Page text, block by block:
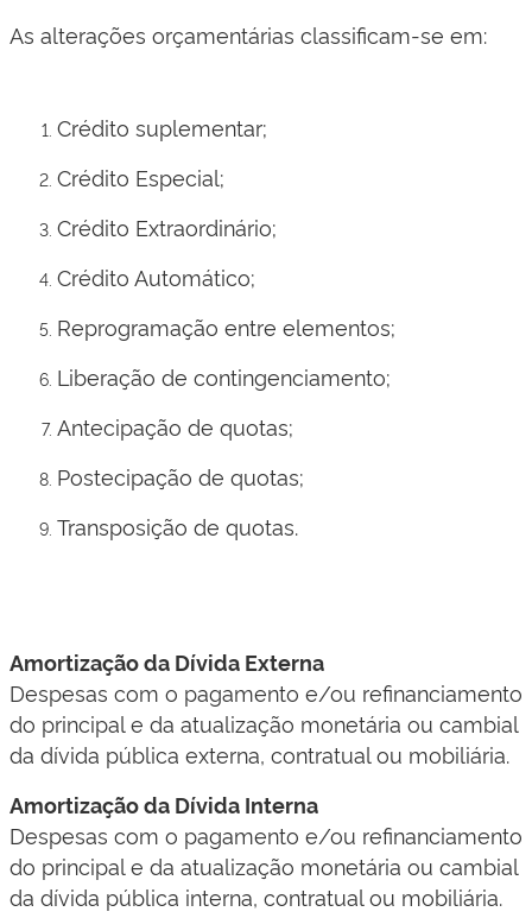
As alterações orçamentárias classificam-se em:
Crédito suplementar;
Crédito Especial;
Crédito Extraordinário;
Crédito Automático;
Reprogramação entre elementos;
Liberação de contingenciamento;
Antecipação de quotas;
Postecipação de quotas;
Transposição de quotas. ​
Amortização da Dívida Externa
​Despesas com o pagamento e/ou refinanciamento
do principal e da atualização monetária ou cambial
da dívida pública externa, contratual ou mobiliária.​
Amortização da Dívida Interna
​Despesas com o pagamento e/ou refinanciamento
do principal e da atualização monetária ou cambial
da dívida pública interna, contratual ou mobiliária.​